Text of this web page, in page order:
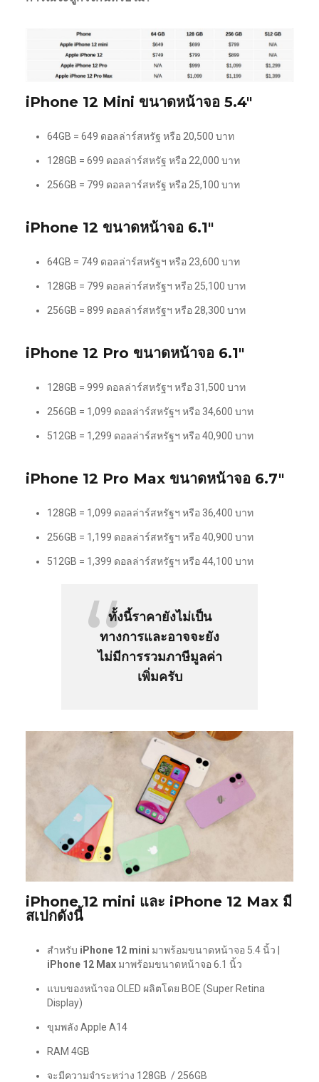
iPhone 12 Mini ขนาดหน้าจอ 5.4″
64GB = 649 ดอลล่าร์สหรัฐ หรือ 20,500 บาท
128GB = 699 ดอลล่าร์สหรัฐ หรือ 22,000 บาท
256GB = 799 ดอลลาร์สหรัฐ หรือ 25,100 บาท
iPhone 12 ขนาดหน้าจอ 6.1″
64GB = 749 ดอลล่าร์สหรัฐฯ หรือ 23,600 บาท
128GB = 799 ดอลล่าร์สหรัฐฯ หรือ 25,100 บาท
256GB = 899 ดอลล่าร์สหรัฐฯ หรือ 28,300 บาท
iPhone 12 Pro ขนาดหน้าจอ 6.1″
128GB = 999 ดอลล่าร์สหรัฐฯ หรือ 31,500 บาท
256GB = 1,099 ดอลล่าร์สหรัฐฯ หรือ 34,600 บาท
512GB = 1,299 ดอลล่าร์สหรัฐฯ หรือ 40,900 บาท
iPhone 12 Pro Max ขนาดหน้าจอ 6.7″
128GB = 1,099 ดอลล่าร์สหรัฐฯ หรือ 36,400 บาท
256GB = 1,199 ดอลล่าร์สหรัฐฯ หรือ 40,900 บาท
512GB = 1,399 ดอลล่าร์สหรัฐฯ หรือ 44,100 บาท
ทั้งนี้ราคายังไม่เป็น
ทางการและอาจจะยัง
ไม่มีการรวมภาษีมูลค่า
เพิ่มครับ
iPhone 12 mini และ iPhone 12 Max มี
สเปกดังนี้
สำหรับ iPhone 12 mini มาพร้อมขนาดหน้าจอ 5.4 นิ้ว |
iPhone 12 Maxมาพร้อมขนาดหน้าจอ 6.1 นิ้ว
แบบของหน้าจอ OLED ผลิตโดย BOE (Super Retina
Display)
ขุมพลัง Apple A14
RAM 4GB
จะมีความจำระหว่าง 128GB / 256GB